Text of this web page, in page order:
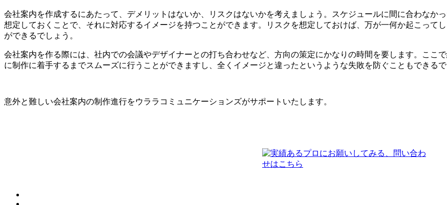
会社案内を作成するにあたって、デメリットはないか、リスクはないかを考えましょう。スケジュールに間に合わなか
想定しておくことで、それに対応するイメージを持つことができます。
リスクを想定しておけば、万が一何か起こって
ができるでしょう。
会社案内を作る際には、社内での会議やデザイナーとの打ち合わせなど、方向の策定にかなりの時間を要します。ここ
に制作に着手するまでスムーズに行うことができますし、全くイメージと違ったというような失敗を防ぐこともできるで
意外と難しい会社案内の制作進行をウララコミュニケーションズがサポートいたします。